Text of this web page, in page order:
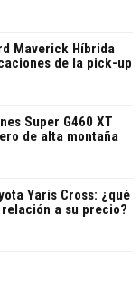
Maverick Híbrida
de la pick-up
Super G460 XT
de alta montaña
Yaris Cross: ¿qué
a su precio?